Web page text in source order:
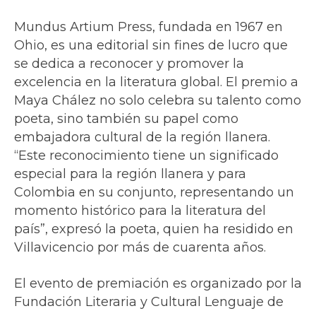
Mundus Artium Press, fundada en 1967 en
Ohio, es una editorial sin fines de lucro que
se dedica a reconocer y promover la
excelencia en la literatura global. El premio a
Maya Chález no solo celebra su talento como
poeta, sino también su papel como
embajadora cultural de la región llanera.
“Este reconocimiento tiene un significado
especial para la región llanera y para
Colombia en su conjunto, representando un
momento histórico para la literatura del
país”, expresó la poeta, quien ha residido en
Villavicencio por más de cuarenta años.
El evento de premiación es organizado por la
Fundación Literaria y Cultural Lenguaje de